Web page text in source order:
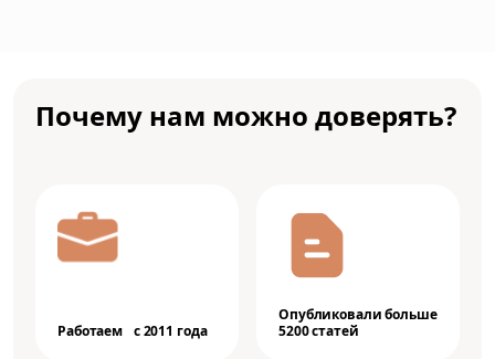
Почему нам можно доверять?
Работаем с 2011 года
Опубликовали больше
5200 статей